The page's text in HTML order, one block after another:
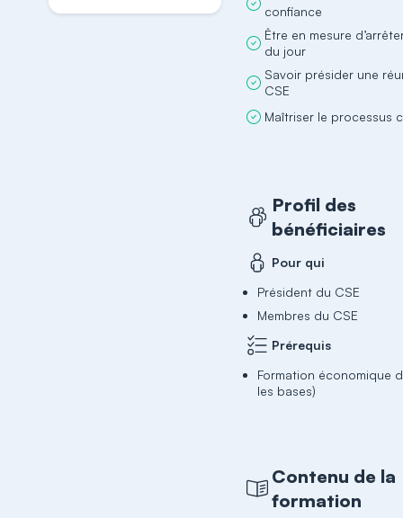
confiance
Être en mesure
du jour
Savoir présider une
CSE
Maîtriser le processus
Profil des
bénéficiaires
Pour qui
Président du CSE
Membres du CSE
Prérequis
Formation économique
les bases)
Contenu de la
formation